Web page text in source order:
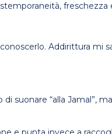
Addirittura mi
suonare “alla Jamal”,